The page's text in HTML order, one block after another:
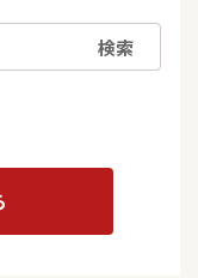
検索